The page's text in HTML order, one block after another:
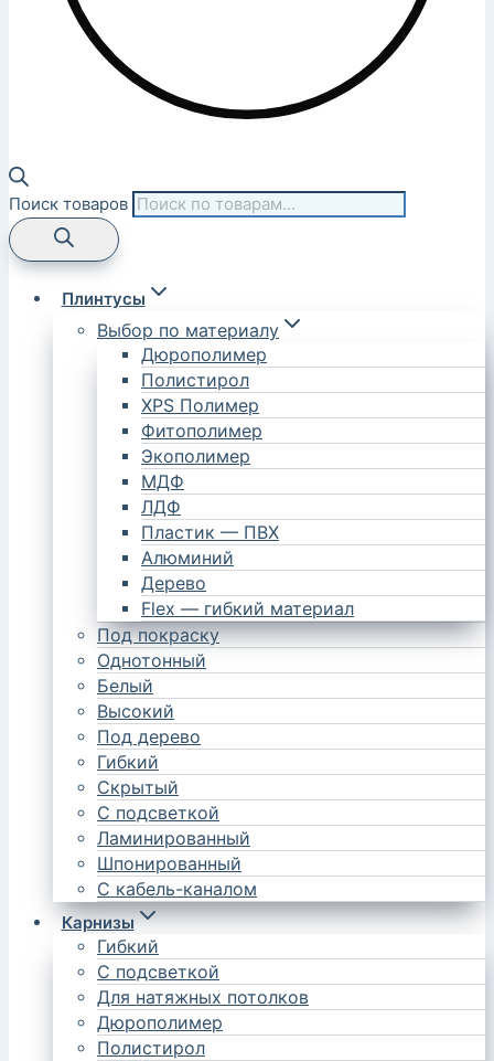
Поиск товаров
Плинтусы
Выбор по материалу
Дюрополимер
Полистирол
XPS Полимер
Фитополимер
Экополимер
МДФ
ЛДФ
Пластик — ПВХ
Алюминий
Дерево
Flex — гибкий материал
Под покраску
Однотонный
Белый
Высокий
Под дерево
Гибкий
Скрытый
С подсветкой
Ламинированный
Шпонированный
С кабель-каналом
Карнизы
Гибкий
С подсветкой
Для натяжных потолков
Дюрополимер
Полистирол